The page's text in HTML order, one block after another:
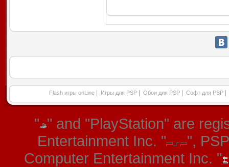
Flash игры onLine Игры для PSP Обои для PSP Софт для PSP
" " and "PlayStation" are
Entertainment Inc. "
",
Computer Entertainment Inc. "